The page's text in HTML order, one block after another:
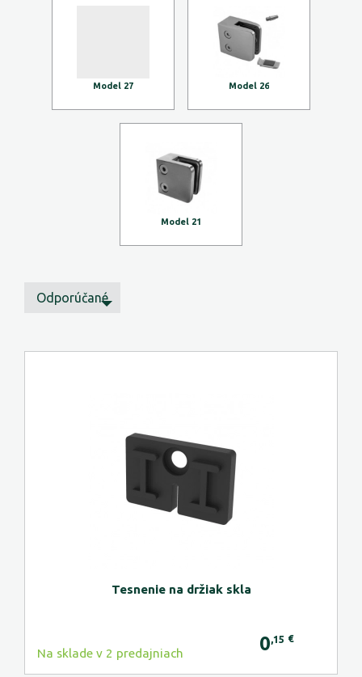
Model 27 Model 26
Model 21
Odporúčané
Tesnenie na držiak skla
Na sklade v 2 predajniach 0 ,15 €